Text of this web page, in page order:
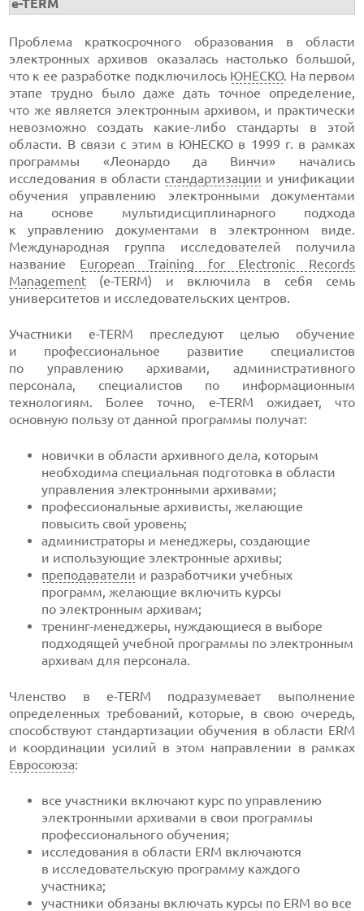
e-TERM
Проблема краткосрочного образования в области
электронных архивов оказалась настолько большой,
что к ее разработке подключилось ЮНЕСКО. На первом
этапе трудно было даже дать точное определение,
что же является электронным архивом, и практически
невозможно создать какие-либо стандарты в этой
области. В связи с этим в ЮНЕСКО в 1999 г. в рамках
программы «Леонардо да Винчи» начались
исследования в области стандартизации и унификации
обучения управлению электронными документами
на основе мультидисциплинарного подхода
к управлению документами в электронном виде.
Международная группа исследователей получила
название European Training for Electronic Records
Management (e-TERM) и включила в себя семь
университетов и исследовательских центров.
Участники e-TERM преследуют целью обучение
и профессиональное развитие специалистов
по управлению архивами, административного
персонала, специалистов по информационным
технологиям. Более точно, e-TERM ожидает, что
основную пользу от данной программы получат:
новички в области архивного дела, которым
необходима специальная подготовка в области
управления электронными архивами;
профессиональные архивисты, желающие
повысить свой уровень;
администраторы и менеджеры, создающие
и использующие электронные архивы;
преподаватели и разработчики учебных
программ, желающие включить курсы
по электронным архивам;
тренинг-менеджеры, нуждающиеся в выборе
подходящей учебной программы по электронным
архивам для персонала.
Членство в e-TERM подразумевает выполнение
определенных требований, которые, в свою очередь,
способствуют стандартизации обучения в области ERM
и координации усилий в этом направлении в рамках
Евросоюза:
все участники включают курс по управлению
электронными архивами в свои программы
профессионального обучения;
исследования в области ERM включаются
в исследовательскую программу каждого
участника;
участники обязаны включать курсы по ERM во все